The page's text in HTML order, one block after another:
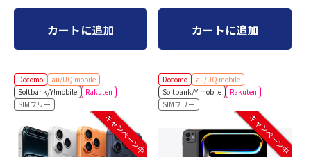
カートに追加 カートに追加
Docomo
au/UQ mobile
Softbank/Y!mobile
Rakuten
SIMフリー
キャンペーン中
Docomo
au/UQ mobile
Softbank/Y!mobile
Rakuten
SIMフリー
キャンペーン中